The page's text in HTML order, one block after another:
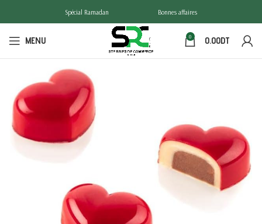
Spécial Ramadan Bonnes affaires
MENU 0 0.00DT